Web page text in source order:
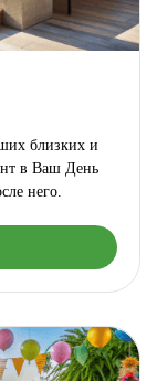
близких и
в Ваш День
него.